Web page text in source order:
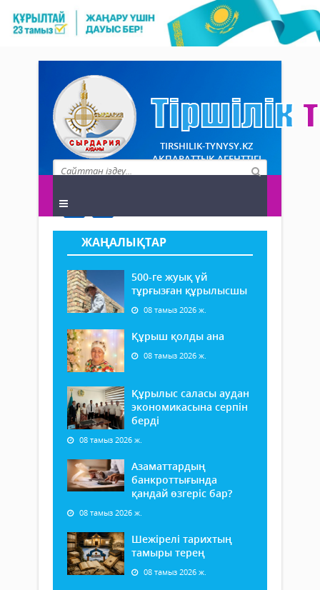
TIRSHILIK-TYNYSY.KZ
АҚПАРАТТЫҚ АГЕНТТІГІ
ЖАҢАЛЫҚТАР
500-ге жуық үй
тұрғызған құрылысшы
08 тамыз 2026 ж.
Құрыш қолды ана
08 тамыз 2026 ж.
Құрылыс саласы аудан
экономикасына серпін
берді
08 тамыз 2026 ж.
Азаматтардың
банкроттығында
қандай өзгеріс бар?
08 тамыз 2026 ж.
Шежірелі тарихтың
тамыры терең
08 тамыз 2026 ж.